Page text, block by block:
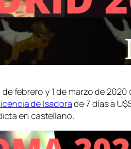
de febrero y 1 de marzo de
de Isadorade 7 días a
en castellano.